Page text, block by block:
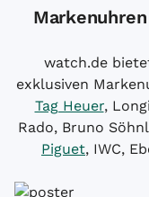
watch.de
exklusiven
Tag Heuer,
Rado, Bruno
Piguet, IWC,